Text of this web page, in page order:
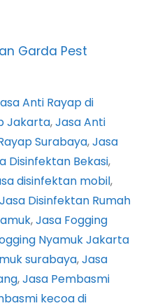
Anti Rayap di
Jakarta, Jasa Anti
Surabaya, Jasa
Disinfektan Bekasi
disinfektan mobil
Jasa Disinfektan Rumah
, Jasa Fogging
Nyamuk Jakarta
surabaya, Jasa
, Jasa Pembasmi
kecoa di